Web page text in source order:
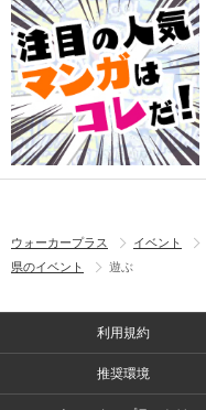
ウォーカープラス イベント
県のイベント
遊ぶ
利用規約
推奨環境